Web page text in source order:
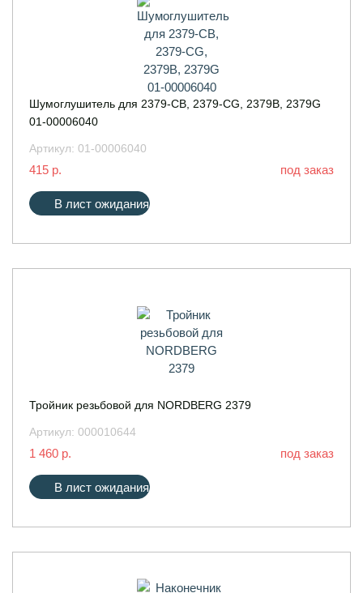
Шумоглушитель для 2379-CB, 2379-CG, 2379B, 2379G
01-00006040
Артикул: 01-00006040
415 р. под заказ
В лист ожидания
Тройник резьбовой для NORDBERG 2379
Артикул: 000010644
1 460 р. под заказ
В лист ожидания